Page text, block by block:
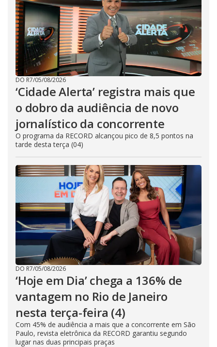
DO R7/05/08/2026
‘Cidade Alerta’ registra mais que
o dobro da audiência de novo
jornalístico da concorrente
O programa da RECORD alcançou pico de 8,5 pontos na
tarde desta terça (04)
DO R7/05/08/2026
‘Hoje em Dia’ chega a 136% de
vantagem no Rio de Janeiro
nesta terça-feira (4)
Com 45% de audiência a mais que a concorrente em São
Paulo, revista eletrônica da RECORD garantiu segundo
lugar nas duas principais praças